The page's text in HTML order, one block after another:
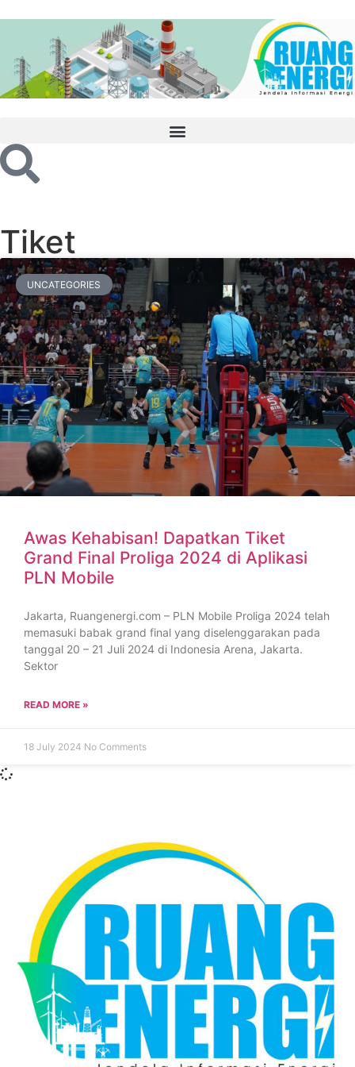
Tiket
UNCATEGORIES
Awas Kehabisan! Dapatkan Tiket
Grand Final Proliga 2024 di Aplikasi
PLN Mobile
Jakarta, Ruangenergi.com – PLN Mobile Proliga 2024 telah
memasuki babak grand final yang diselenggarakan pada
tanggal 20 – 21 Juli 2024 di Indonesia Arena, Jakarta.
Sektor
READ MORE »
18 July 2024 No Comments